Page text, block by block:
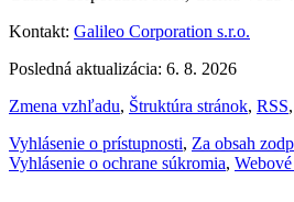
Kontakt: Galileo Corporation s.r.o.
Posledná aktualizácia: 6. 8. 2026
Zmena vzhľadu, Štruktúra stránok, RSS,
Vyhlásenie o prístupnosti, Za obsah
Vyhlásenie o ochrane súkromia,